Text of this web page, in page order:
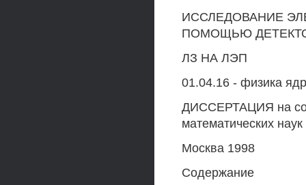
ИССЛЕДОВАНИЕ
ПОМОЩЬЮ
ЛЗ НА ЛЭП
01.04.16 - физика
ДИССЕРТАЦИЯ на
математических наук
Москва 1998
Содержание